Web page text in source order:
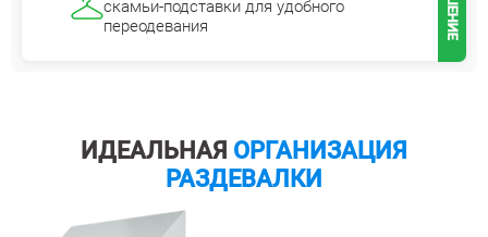
скамьи-подставки для удобного
переодевания
ИДЕАЛЬНАЯ ОРГАНИЗАЦИЯ
РАЗДЕВАЛКИ